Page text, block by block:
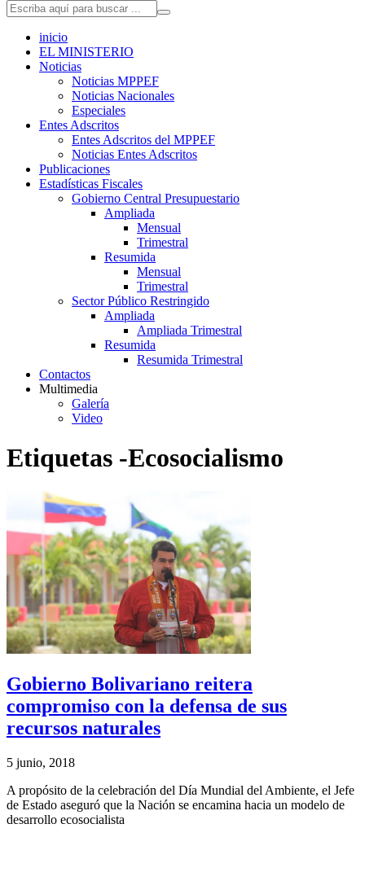
inicio
EL MINISTERIO
Noticias
Noticias MPPEF
Noticias Nacionales
Especiales
Entes Adscritos
Entes Adscritos del MPPEF
Noticias Entes Adscritos
Publicaciones
Estadísticas Fiscales
Gobierno Central Presupuestario
Ampliada
Mensual
Trimestral
Resumida
Mensual
Trimestral
Sector Público Restringido
Ampliada
Ampliada Trimestral
Resumida
Resumida Trimestral
Contactos
Multimedia
Galería
Video
Etiquetas -Ecosocialismo
Gobierno Bolivariano reitera
compromiso con la defensa de sus
recursos naturales
5 junio, 2018
A propósito de la celebración del Día Mundial del Ambiente, el Jefe
de Estado aseguró que la Nación se encamina hacia un modelo de
desarrollo ecosocialista